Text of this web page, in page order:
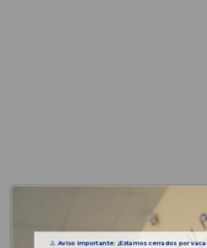
⚠️Aviso importante: ¡Estamos cerrados por